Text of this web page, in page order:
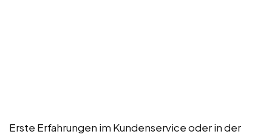
Erste Erfahrungen im Kundenservice oder in der